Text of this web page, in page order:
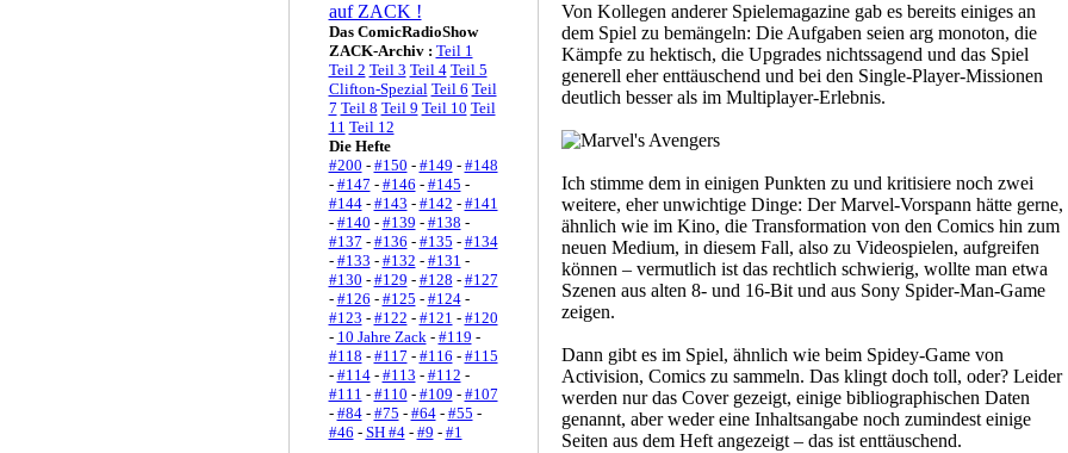
Das ComicRadioShow
ZACK-Archiv : Teil 1
Teil 2 Teil 3 Teil 4 Teil 5
Clifton-Spezial Teil 6 Teil
7 Teil 8 Teil 9 Teil 10 Teil
11 Teil 12
Die Hefte
#200 - #150 - #149 - #148
- #147 - #146 - #145 -
#144- #143 - #142 - #141
- #140 - #139 - #138 -
#137 - #136 - #135 - #134
- #133 - #132 - #131 -
#130 - #129 - #128 - #127
- #126 - #125 - #124-
#123 - #122 - #121 - #120
- 10 Jahre Zack- #119 -
#118 - #117 - #116 - #115
- #114- #113 - #112 -
#111 - #110 - #109 - #107
- #84- #75 - #64- #55 -
#46 - SH #4- #9 - #1
Von Kollegen anderer Spielemagazine gab es bereits einiges an
dem Spiel zu bemängeln: Die Aufgaben seien arg monoton, die
Kämpfe zu hektisch, die Upgrades nichtssagend und das Spiel
generell eher enttäuschend und bei den Single-Player-Missionen
deutlich besser als im Multiplayer-Erlebnis.
Ich stimme dem in einigen Punkten zu und kritisiere noch zwei
weitere, eher unwichtige Dinge: Der Marvel-Vorspann hätte gerne,
ähnlich wie im Kino, die Transformation von den Comics hin zum
neuen Medium, in diesem Fall, also zu Videospielen, aufgreifen
können – vermutlich ist das rechtlich schwierig, wollte man etwa
Szenen aus alten 8- und 16-Bit und aus Sony Spider-Man-Game
zeigen.
Dann gibt es im Spiel, ähnlich wie beim Spidey-Game von
Activision, Comics zu sammeln. Das klingt doch toll, oder? Leider
werden nur das Cover gezeigt, einige bibliographischen Daten
genannt, aber weder eine Inhaltsangabe noch zumindest einige
Seiten aus dem Heft angezeigt – das ist enttäuschend.